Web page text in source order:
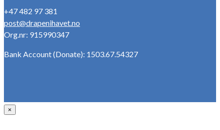
+47 482 97 381
post@drapenihavet.no
Org.nr: 915990347
Bank Account (Donate): 1503.67.54327
×